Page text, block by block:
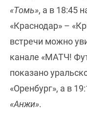
«Томь», а в 18:45
«Краснодар» –
встречи можно
канале «МАТЧ!
показано
«Оренбург», а в
«Анжи».